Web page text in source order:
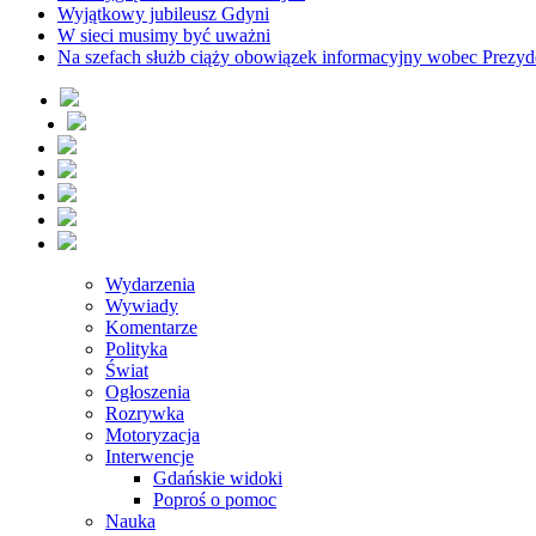
Wyjątkowy jubileusz Gdyni
W sieci musimy być uważni
Na szefach służb ciąży obowiązek informacyjny wobec
Wydarzenia
Wywiady
Komentarze
Polityka
Świat
Ogłoszenia
Rozrywka
Motoryzacja
Interwencje
Gdańskie widoki
Poproś o pomoc
Nauka